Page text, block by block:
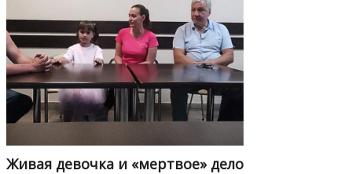
Живая девочка и «мертвое» дело